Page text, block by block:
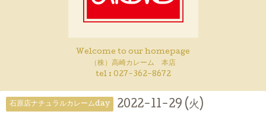
Welcome to our homepage
（株）高崎カレーム 本店
tel : 027-362-8672
石原店ナチュラルカレームday 2022-11-29 (火)